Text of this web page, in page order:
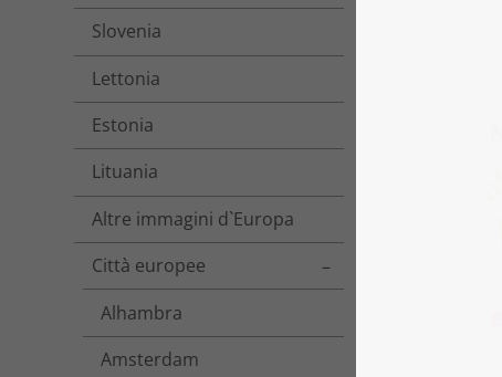
Slovenia
Lettonia
Estonia
Lituania
Altre immagini d`Europa
Città europee
Toggle menu
Alhambra
Amsterdam